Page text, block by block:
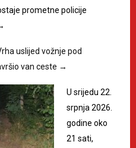
prometne policije
uslijed vožnje pod
van ceste →
U srijedu 22.
srpnja 2026.
godine oko
21 sati,